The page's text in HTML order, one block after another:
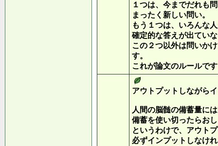
１つは、今までだれも
まったく新しい問い。
もう１つは、いろんな
確定的な答えが出てい
この２つ以外は問いか
す。
これが論文のルールで
アウトプットしながら
人間の脳髄の備蓄量に
備蓄を使い切ったらお
というわけで、アウト
必ずインプットしなけ